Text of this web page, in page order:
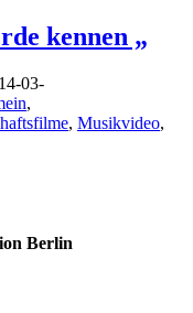
kennen „
03-
,
, Musikvideo,
Berlin